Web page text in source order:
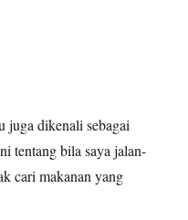
juga dikenali sebagai
tentang bila saya jalan-
cari makanan yang